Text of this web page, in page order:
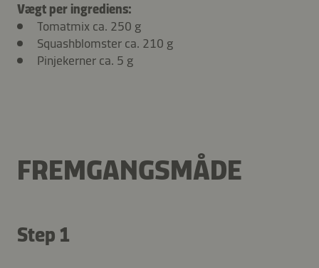
Vægt per ingrediens:
Tomatmix ca. 250 g
Squashblomster ca. 210 g
Pinjekerner ca. 5 g
FREMGANGSMÅDE
Step 1